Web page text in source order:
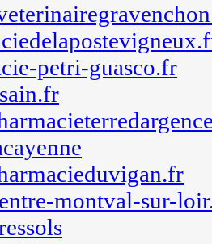
petri-guasco.fr
montval-sur-